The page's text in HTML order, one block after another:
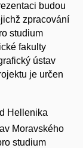
budou
zpracování
studium
fakulty
ústav
je určen
Hellenika
Moravského
studium